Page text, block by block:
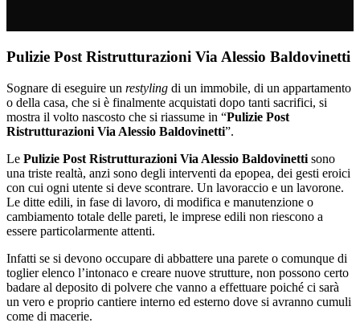
Pulizie Post Ristrutturazioni Via Alessio Baldovinetti
Sognare di eseguire un restyling di un immobile, di un appartamento
o della casa, che si è finalmente acquistati dopo tanti sacrifici, si
mostra il volto nascosto che si riassume in “Pulizie Post
Ristrutturazioni Via Alessio Baldovinetti”.
Le Pulizie Post Ristrutturazioni Via Alessio Baldovinetti sono
una triste realtà, anzi sono degli interventi da epopea, dei gesti eroici
con cui ogni utente si deve scontrare. Un lavoraccio e un lavorone.
Le ditte edili, in fase di lavoro, di modifica e manutenzione o
cambiamento totale delle pareti, le imprese edili non riescono a
essere particolarmente attenti.
Infatti se si devono occupare di abbattere una parete o comunque di
toglier elenco l’intonaco e creare nuove strutture, non possono certo
badare al deposito di polvere che vanno a effettuare poiché ci sarà
un vero e proprio cantiere interno ed esterno dove si avranno cumuli
come di macerie.